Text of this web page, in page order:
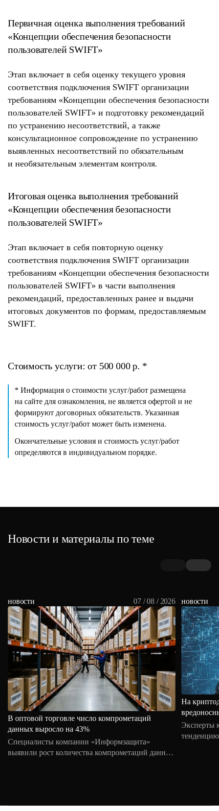
Первичная оценка выполнения требований
«Концепции обеспечения безопасности
пользователей SWIFT»
Этап включает в себя оценку текущего уровня
соответствия подключения SWIFT организации
требованиям «Концепции обеспечения безопасности
пользователей SWIFT» и подготовку рекомендаций
по устранению несоответствий, а также
консультационное сопровождение по устранению
выявленных несоответствий по обязательным
и необязательным элементам контроля.
Итоговая оценка выполнения требований
«Концепции обеспечения безопасности
пользователей SWIFT»
Этап включает в себя повторную оценку
соответствия подключения SWIFT организации
требованиям «Концепции обеспечения безопасности
пользователей SWIFT» в части выполнения
рекомендаций, предоставленных ранее и выдачи
итоговых документов по формам, предоставляемым
SWIFT.
Стоимость услуги: от 500 000 р. *
* Информация о стоимости услуг/работ размещена
на сайте для ознакомления, не является офертой и не
формируют договорных обязательств. Указанная
стоимость услуг/работ может быть изменена.
Окончательные условия и стоимость услуг/работ
определяются в индивидуальном порядке.
Новости и материалы по теме
новости 07 / 08 / 2026
В оптовой торговле число компрометаций
данных выросло на 43%
Специалисты компании «Информзащита»
выявили рост количества компрометаций данных
млн против 98,6 тыс. в первом полугодии
новости
На
Эксперты